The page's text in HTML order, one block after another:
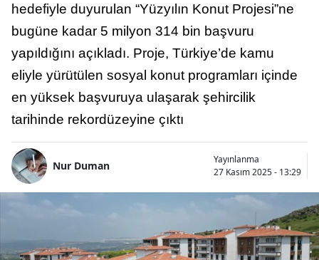
hedefiyle duyurulan “Yüzyılın Konut Projesi”ne
bugüne kadar 5 milyon 314 bin başvuru
yapıldığını açıkladı. Proje, Türkiye’de kamu
eliyle yürütülen sosyal konut programları içinde
en yüksek başvuruya ulaşarak şehircilik
tarihinde rekordüzeyine çıktı
Nur Duman
Yayınlanma
27 Kasım 2025 - 13:29